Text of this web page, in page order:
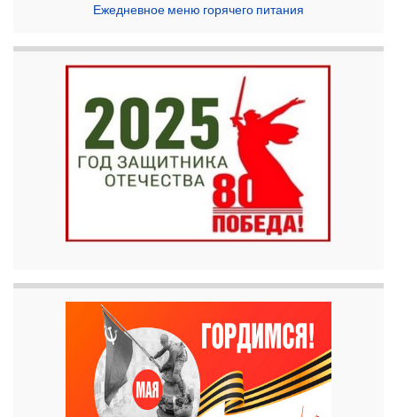
Ежедневное меню горячего питания